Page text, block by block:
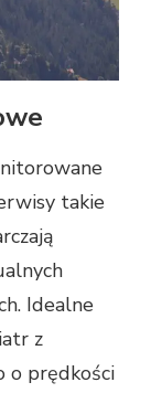
takie
Idealne
z
o prędkości